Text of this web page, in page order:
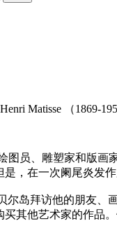
Henri Matisse （1869-
图员、雕塑家和版画
，在一次阑尾炎发
尔岛拜访他的朋友
其他艺术家的作品